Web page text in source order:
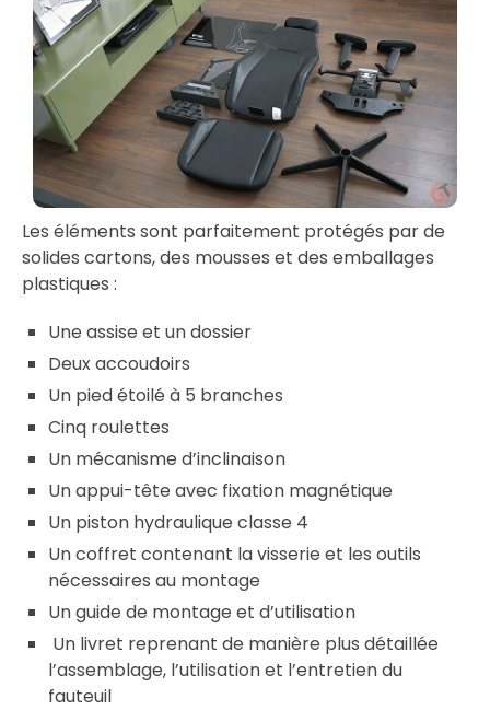
Les éléments sont parfaitement protégés par de
solides cartons, des mousses et des emballages
plastiques :
Une assise et un dossier
Deux accoudoirs
Un pied étoilé à 5 branches
Cinq roulettes
Un mécanisme d’inclinaison
Un appui-tête avec fixation magnétique
Un piston hydraulique classe 4
Un coffret contenant la visserie et les outils
nécessaires au montage
Un guide de montage et d’utilisation
Un livret reprenant de manière plus détaillée
l’assemblage, l’utilisation et l’entretien du
fauteuil